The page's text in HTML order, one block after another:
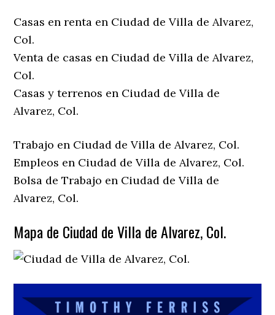
Casas en renta en Ciudad de Villa de Alvarez,
Col.
Venta de casas en Ciudad de Villa de Alvarez,
Col.
Casas y terrenos en Ciudad de Villa de
Alvarez, Col.
Trabajo en Ciudad de Villa de Alvarez, Col.
Empleos en Ciudad de Villa de Alvarez, Col.
Bolsa de Trabajo en Ciudad de Villa de
Alvarez, Col.
Mapa de Ciudad de Villa de Alvarez, Col.